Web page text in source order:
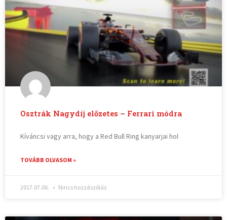
Osztrák Nagydíj előzetes – Ferrari módra
Kíváncsi vagy arra, hogy a Red Bull Ring kanyarjai hol
TOVÁBB OLVASOM »
2017.07.06. Nincs hozzászólás